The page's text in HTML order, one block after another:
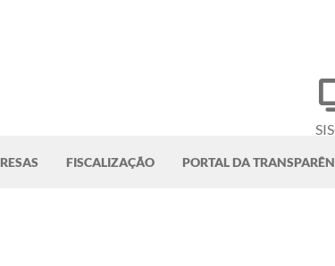
FISCALIZAÇÃO PORTAL DA